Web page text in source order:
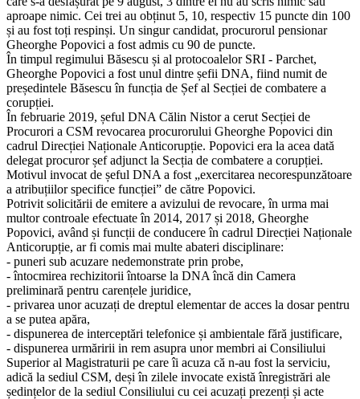
aproape nimic. Cei trei au obținut 5, 10, respectiv 15 puncte din 100
și au fost toți respinși. Un singur candidat, procurorul pensionar
Gheorghe Popovici a fost admis cu 90 de puncte.
În timpul regimului Băsescu și al protocoalelor SRI - Parchet,
Gheorghe Popovici a fost unul dintre șefii DNA, fiind numit de
președintele Băsescu în funcția de Șef al Secției de combatere a
corupției.
În februarie 2019, șeful DNA Călin Nistor a cerut Secției de
Procurori a CSM revocarea procurorului Gheorghe Popovici din
cadrul Direcției Naționale Anticorupție. Popovici era la acea dată
delegat procuror șef adjunct la Secția de combatere a corupției.
Motivul invocat de șeful DNA a fost „exercitarea necorespunzătoare
a atribuțiilor specifice funcției” de către Popovici.
Potrivit solicitării de emitere a avizului de revocare, în urma mai
multor controale efectuate în 2014, 2017 și 2018, Gheorghe
Popovici, având și funcții de conducere în cadrul Direcției Naționale
Anticorupție, ar fi comis mai multe abateri disciplinare:
- puneri sub acuzare nedemonstrate prin probe,
- întocmirea rechizitorii întoarse la DNA încă din Camera
preliminară pentru carențele juridice,
- privarea unor acuzați de dreptul elementar de acces la dosar pentru
a se putea apăra,
- dispunerea de interceptări telefonice și ambientale fără justificare,
- dispunerea urmăririi in rem asupra unor membri ai Consiliului
Superior al Magistraturii pe care îi acuza că n-au fost la serviciu,
adică la sediul CSM, deși în zilele invocate există înregistrări ale
ședințelor de la sediul Consiliului cu cei acuzați prezenți și acte